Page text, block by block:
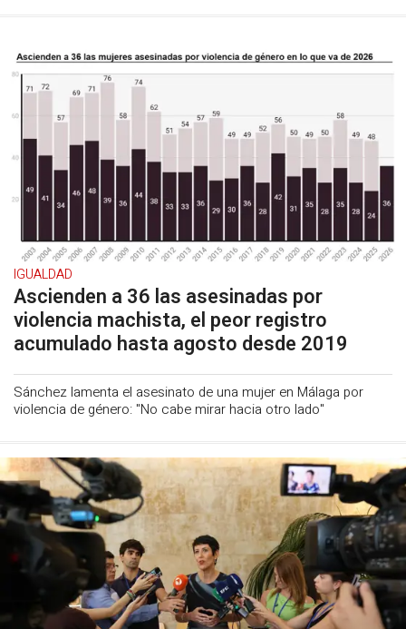
IGUALDAD
Ascienden a 36 las asesinadas por
violencia machista, el peor registro
acumulado hasta agosto desde 2019
Sánchez lamenta el asesinato de una mujer en Málaga por
violencia de género: "No cabe mirar hacia otro lado"